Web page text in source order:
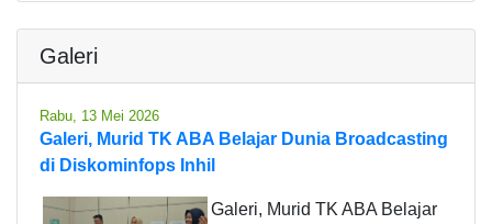
Galeri
Rabu, 13 Mei 2026
Galeri, Murid TK ABA Belajar Dunia Broadcasting
di Diskominfops Inhil
Galeri, Murid TK ABA Belajar